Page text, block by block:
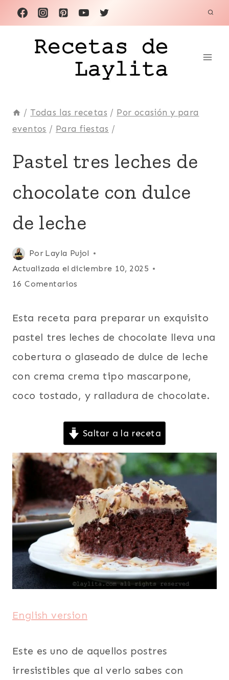
Saltar
al
contenido
/ Todas las recetas / Por ocasión y para
eventos / Para fiestas /
COMIDA
DÍA
LOS
DULCE
|
|
PARA
|
Y
RECETAS
PARA
EL
DÍA
DE
LA
MADRE
SUDAMERICA
TORTAS
Y
BIZCOCHOS
VEGETARIANA
Pastel tres leches de
chocolate con dulce
de leche
Por Layla Pujol
Publicada
el
mayo 2, 2016
Actualizada el diciembre 10, 2025
16 Comentarios
Esta receta para preparar un exquisito
pastel tres leches de chocolate lleva una
cobertura o glaseado de dulce de leche
con crema crema tipo mascarpone,
coco tostado, y ralladura de chocolate.
Saltar a la receta
English version
Este es uno de aquellos postres
irresistibles que al verlo sabes con